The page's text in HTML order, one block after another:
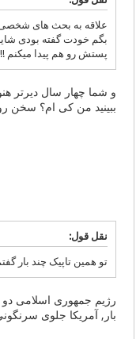
علاقه به بحث های شخصی
بگم خودت گفته بودی
پستش رو هم پیدا میکنم !!
و شما چهار سال دیرتر
ببینید من کی ام؟ سخن
نقل قول:
تو همین تاپیک چند بار
رژیم جمهوری اسلامی دو
بار, آمریکا جلوی